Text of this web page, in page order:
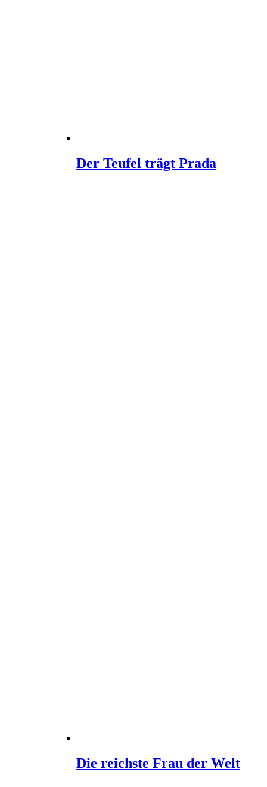
Der Teufel trägt Prada
Die reichste Frau der Welt